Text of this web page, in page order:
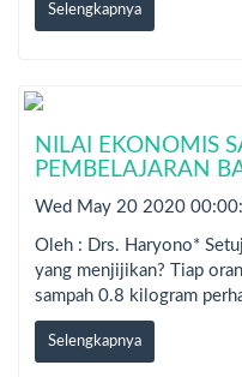
Selengkapnya
NILAI EKONOMIS
PEMBELAJARAN
Wed May 20 2020
Oleh : Drs. Haryono*
yang menjijikan? Tiap
sampah 0.8 kilogram
Selengkapnya